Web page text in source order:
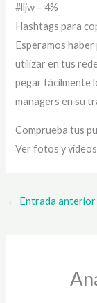
#lljw – 4%
Hashtags para
Esperamos
utilizar en tus
pegar fácilmente
managers en su
Comprueba tus
Ver fotos y
← Entrada anterior